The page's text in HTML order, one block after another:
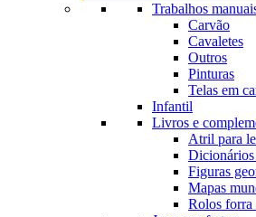
Trabalhos
Carvão
Cavaletes
Outros
Pinturas
Telas em
Infantil
Livros e
Atril para
Figuras
Mapas
Rolos